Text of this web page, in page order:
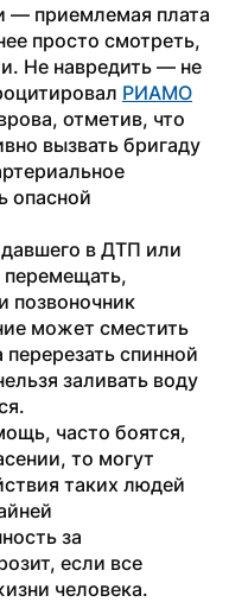
— приемлемая плата
просто смотреть,
Не навредить — не
РИАМО
отметив, что
вызвать бригаду
опасной
в ДТП или
перемещать,
позвоночник
может сместить
спинной
заливать воду
часто боятся,
то могут
таких людей
за
если все
человека.